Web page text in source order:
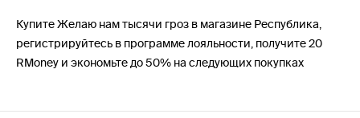
Купите Желаю нам тысячи гроз в магазине Республика,
регистрируйтесь в программе лояльности, получите 20
RMoney и экономьте до 50% на следующих покупках